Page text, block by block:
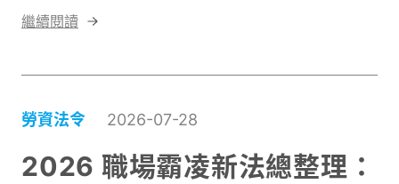
點是企業的現況診斷，人才盤點則是企業的未來規
繼續閱讀
勞資法令 2026-07-28
2026 職場霸凌新法總整理：